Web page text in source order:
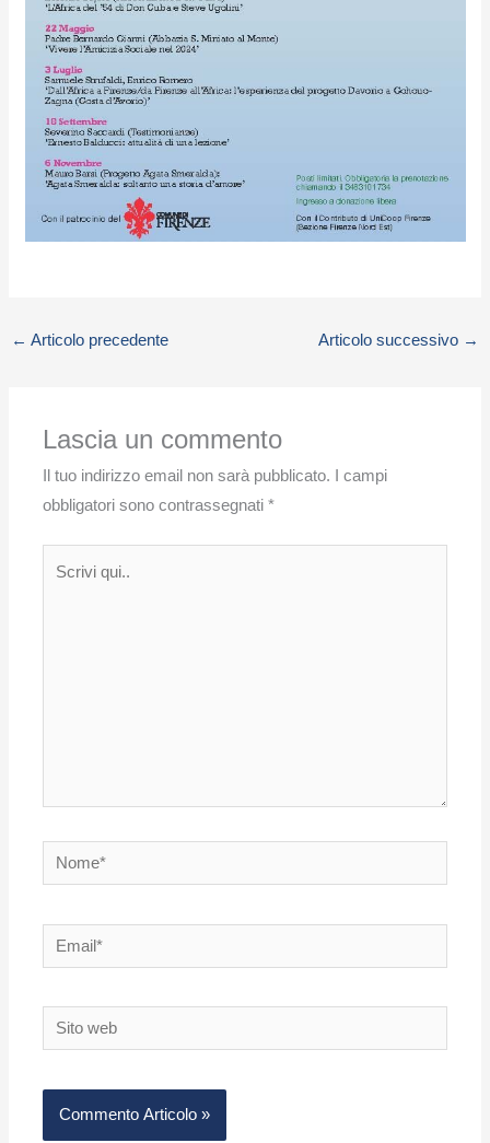
← Articolo precedente Articolo successivo →
Lascia un commento
Il tuo indirizzo email non sarà pubblicato.
I campi
obbligatori sono contrassegnati*
Nome*
Email*
Sito
web